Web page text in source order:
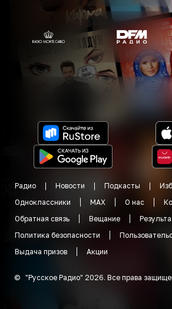
Радио Новости Подкасты
Одноклассники
MAX О нас
Обратная связь
Вещание
Политика безопасности
Выдача призов
Акции
© "Русское Радио" 2026. Все права